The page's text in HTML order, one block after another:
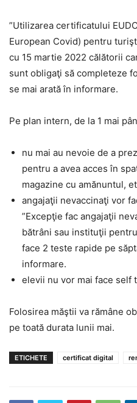
”Utilizarea certificatului
European Covid) pentru
cu 15 martie 2022 călătorii
sunt obligaţi să completeze
se mai arată în informare.
Pe plan intern, de la 1 mai
nu mai au nevoie de a
pentru a avea acces în
magazine cu amănuntul,
angajaţii nevaccinaţi vor
”Excepţie fac angajaţii
bătrâni sau instituţii
face 2 teste rapide pe
informare.
elevii nu vor mai face self
Folosirea măştii va rămâne
pe toată durata lunii mai.
ETICHETE certificat digital